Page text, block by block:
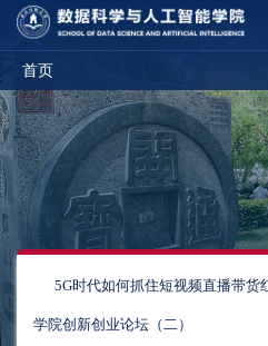
首页
5G时代如何抓住短视频直播带
学院创新创业论坛（二）